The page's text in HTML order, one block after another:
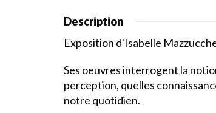
Description
Exposition d'Isabelle
Ses oeuvres interrogent la
perception, quelles
notre quotidien.